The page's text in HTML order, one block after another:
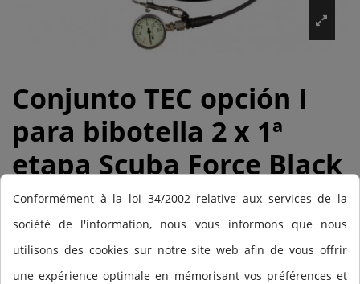
Conjunto TEC opción I
para bibotella 2 x 1ª
etapa Scuba Force Black
Devil Tec 2 x 2ª etapa
Scuba Force Black Devil
1 x lati
Conformément à la loi 34/2002 relative aux services de la
société de l'information, nous vous informons que nous
utilisons des cookies sur notre site web afin de vous offrir
une expérience optimale en mémorisant vos préférences et